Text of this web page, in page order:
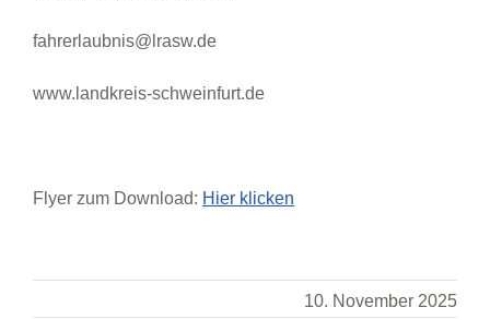
fahrerlaubnis@lrasw.de
www.landkreis-schweinfurt.de
Flyer zum Download: Hier klicken
10. November 2025